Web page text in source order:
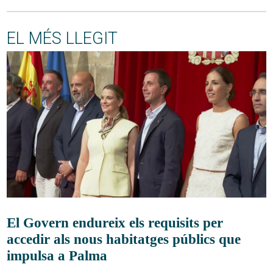
EL MÉS LLEGIT
El Govern endureix els requisits per
accedir als nous habitatges públics que
impulsa a Palma